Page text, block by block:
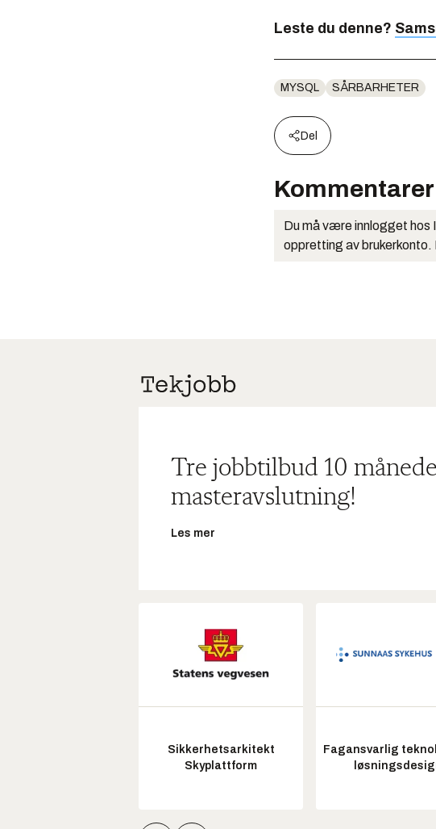
Leste du denne?
MYSQL SÅRBARHETER
Del
Kommentarer
Du må være innlogget
oppretting av brukerkonto.
Tre jobbtilbud 10
masteravslutning!
Les mer
Sikkerhetsarkitekt
Skyplattform
Fagansvarlig